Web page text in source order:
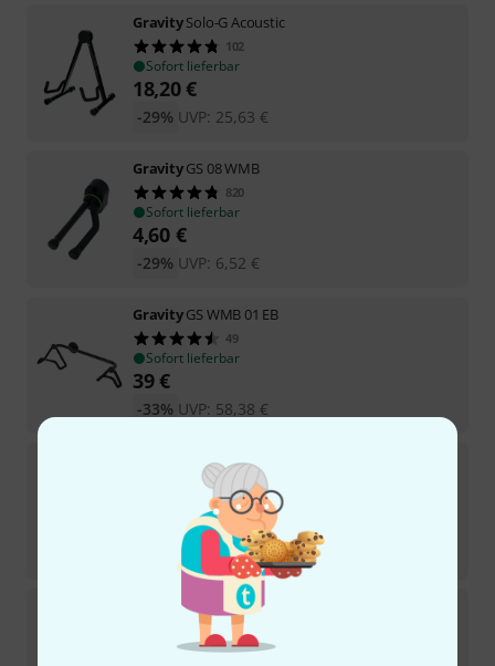
GravitySolo-G Acoustic
102
Sofort lieferbar
18,20€
UVP: 25,63 €
-29%
GravityGS 08 WMB
820
Sofort lieferbar
4,60 €
UVP: 6,52 €
-29%
GravityGS WMB 01 EB
49
Sofort lieferbar
39€
UVP: 58,38 €
-33%
Solo-G Electric
Sofort lieferbar
€
UVP: 25,63 €
GravitySolo-G Universal
183
Sofort lieferbar